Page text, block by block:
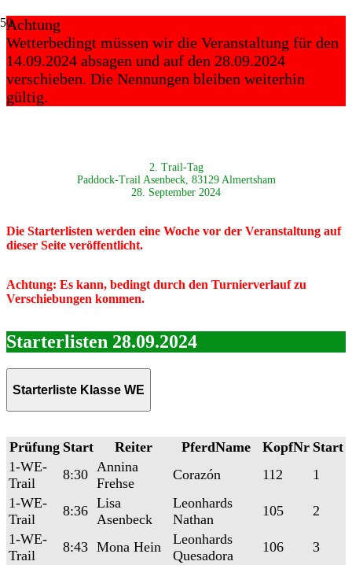
Achtung
Wetterbedingt müssen wir die Veranstaltung für den
14.09.2024 absagen und auf den 28.09.2024
verschieben. Die Nennungen bleiben weiterhin
gültig.
2. Trail-Tag
Paddock-Trail Asenbeck, 83129 Almertsham
28. September 2024
Die Starterlisten werden eine Woche vor der Veranstaltung auf
dieser Seite veröffentlicht.
Achtung: Es kann, bedingt durch den Turnierverlauf zu
Verschiebungen kommen.
Starterlisten 28.09.2024
Starterliste Klasse WE
Prüfung Start Reiter PferdName KopfNr Start
1-WE-
Trail
8:30 Annina
Frehse
Corazón 112
1
1-WE-
Trail
8:36 Lisa
Asenbeck
Leonhards
Nathan
105
2
1-WE-
Trail
8:43 Mona Hein
Leonhards
Quesadora
106
3